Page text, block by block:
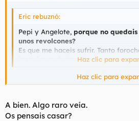
Eric rebuznó:
Pepi y Angelote, porque no
unos revolcones?
Es que me haceis sufrir. Tanto
inequívoca de 'amol'.Haz clic para
Quien te dice que no lo hagamos?
Haz clic para
A bien. Algo raro veía.
Os pensais casar?